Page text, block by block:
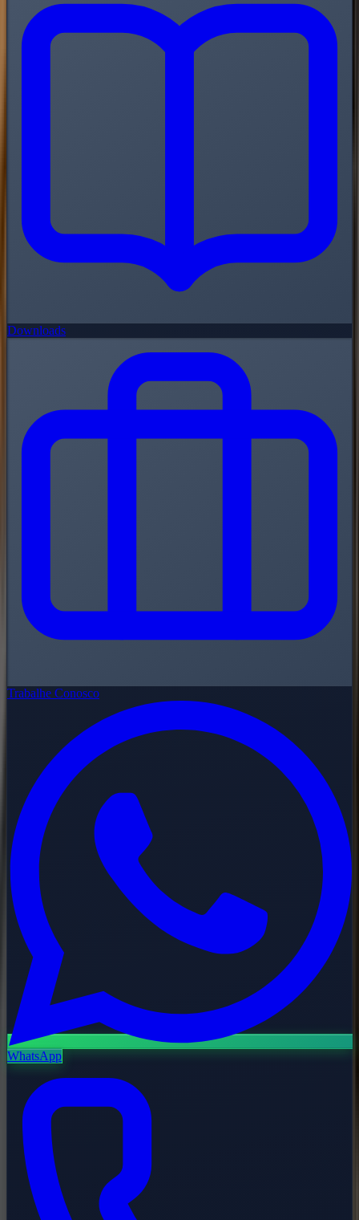
Downloads
Trabalhe Conosco
WhatsApp